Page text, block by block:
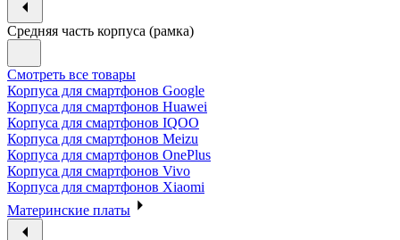
Средняя часть корпуса (рамка)
Смотреть все товары
Корпуса для смартфонов Google
Корпуса для смартфонов Huawei
Корпуса для смартфонов IQOO
Корпуса для смартфонов Meizu
Корпуса для смартфонов OnePlus
Корпуса для смартфонов Vivo
Корпуса для смартфонов Xiaomi
Материнские платы